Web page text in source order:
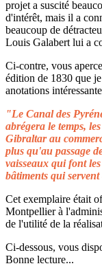
projet a suscité
d'intérêt, mais il a
beaucoup de
Louis Galabert lui a
Ci-contre, vous
édition de 1830 que
anotations
"Le Canal des
abrégera le temps,
Gibraltar au
plus qu'au passage
vaisseaux qui font
bâtiments qui
Cet exemplaire était
Montpellier à
de l'utilité de la
Ci-dessous, vous
Bonne lecture...